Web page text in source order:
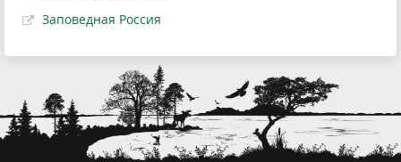
Заповедная Россия